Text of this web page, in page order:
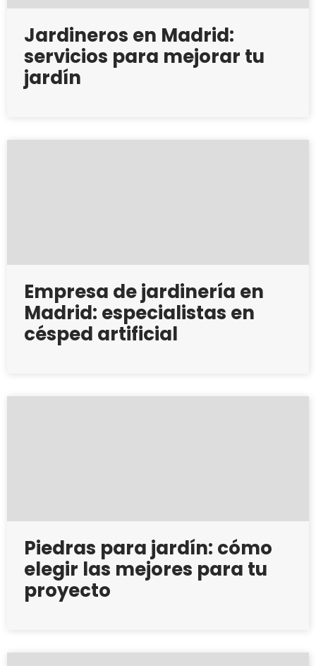
Jardineros en Madrid:
servicios para mejorar tu
jardín
Empresa de jardinería en
Madrid: especialistas en
césped artificial
Piedras para jardín: cómo
elegir las mejores para tu
proyecto